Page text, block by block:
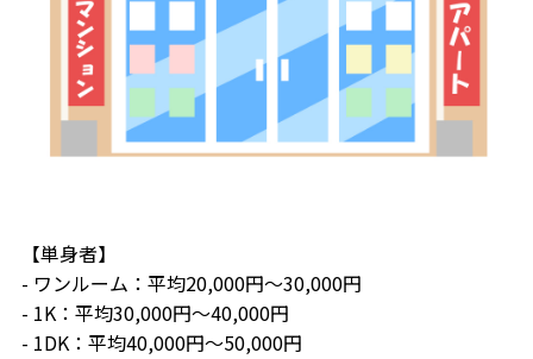
【単身者】
- ワンルーム：平均20,000円～30,000円
- 1K：平均30,000円～40,000円
- 1DK：平均40,000円～50,000円